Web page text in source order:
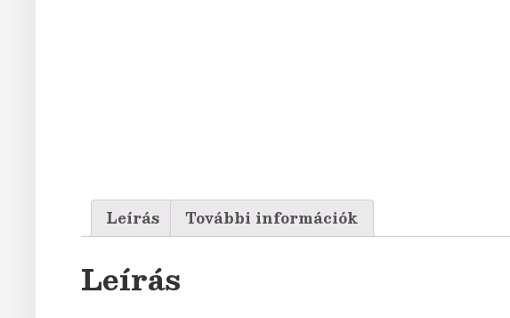
Leírás További információk
Leírás